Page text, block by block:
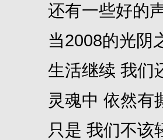
还有一些好的声
当2008的光阴
生活继续 我们
灵魂中 依然有
只是 我们不该